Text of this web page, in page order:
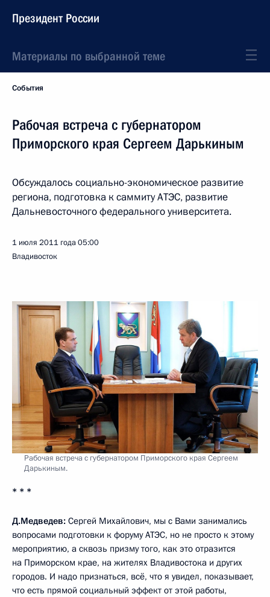
Президент России
Материалы по выбранной теме
События
Рабочая встреча с губернатором
Приморского края Сергеем Дарькиным
Обсуждалось социально-экономическое развитие
региона, подготовка к саммиту АТЭС, развитие
Дальневосточного федерального университета.
1 июля 2011 года05:00
Владивосток
Рабочая встреча с губернатором Приморского края Сергеем
Дарькиным.
* * *
Д.Медведев: Сергей Михайлович, мы с Вами занимались
вопросами подготовки к форуму АТЭС, но не просто к этому
мероприятию, а сквозь призму того, как это отразится
на Приморском крае, на жителях Владивостока и других
городов. И надо признаться, всё, что я увидел, показывает,
что есть прямой социальный эффект от этой работы,